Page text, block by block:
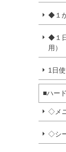
◆１
◆１
用）
1日
■ハー
◇メ
◇シ